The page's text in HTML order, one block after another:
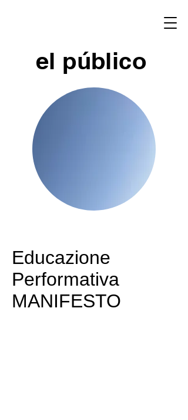
el público
Educazione
Performativa
MANIFESTO